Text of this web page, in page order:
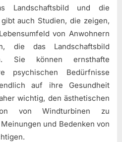
Landschaftsbild und die
auch Studien, die zeigen,
von Anwohnern
die das Landschaftsbild
Sie können ernsthafte
psychischen Bedürfnisse
auf ihre Gesundheit
wichtig, den ästhetischen
von Windturbinen zu
und Bedenken von